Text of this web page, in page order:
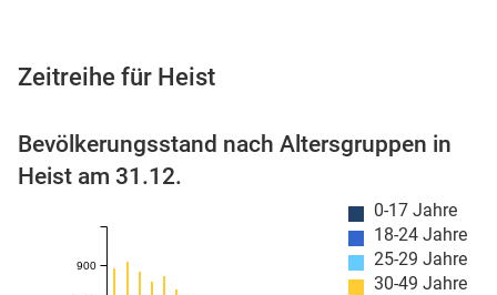
Zeitreihe für Heist
Bevölkerungsstand nach Altersgruppen in
Heist am 31.12.
0-17 Jahre
18-24 Jahre
25-29 Jahre
30-49 Jahre
900